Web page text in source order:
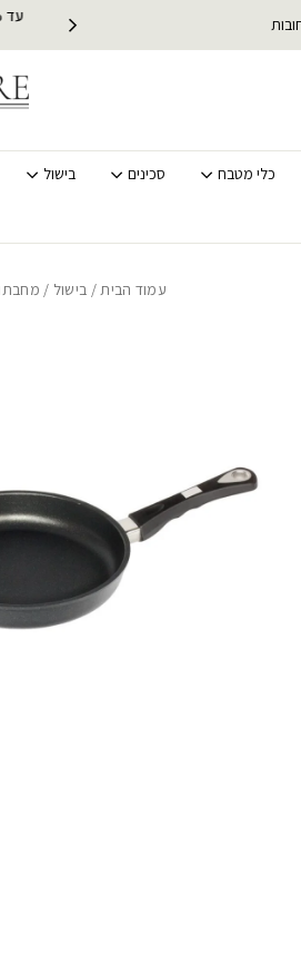
משלוחים מהירים לכל הארץ
כלי מטבח סכינים בישול
עמוד הבית/ בישול /